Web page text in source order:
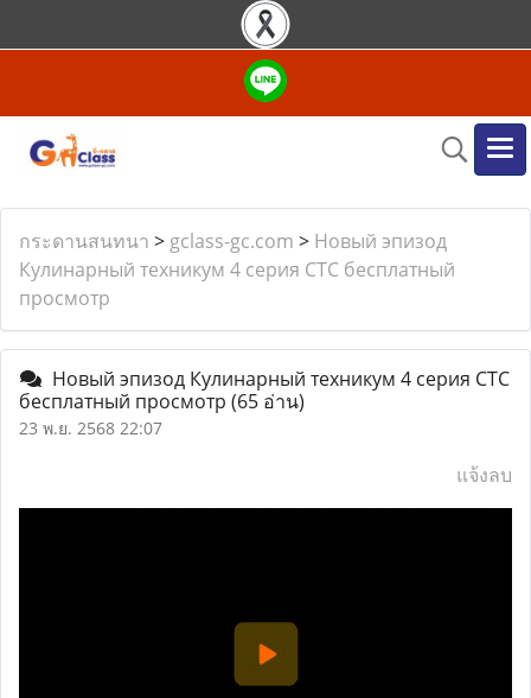
กระดานสนทนา > gclass-gc.com > Новый эпизод
Кулинарный техникум 4 серия СТС бесплатный
просмотр
Новый эпизод Кулинарный техникум 4 серия СТС
бесплатный просмотр (65 อ่าน)
23 พ.ย. 2568 22:07
แจ้งลบ